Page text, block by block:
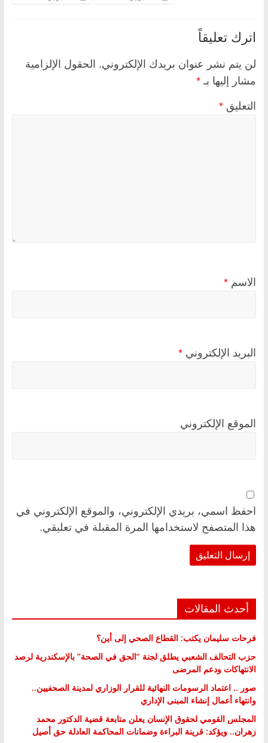
اترك تعليقاً
لن يتم نشر عنوان بريدك الإلكتروني. الحقول الإلزامية
مشار إليها بـ *
التعليق *
الاسم *
البريد الإلكتروني *
الموقع الإلكتروني
احفظ اسمي، بريدي الإلكتروني، والموقع الإلكتروني في
هذا المتصفح لاستخدامها المرة المقبلة في تعليقي.
أحدث المقالات
فرحات سليمان يكتب: القطاع الصحي إلى أين؟
حزب التحالف الشعبي يطلق لجنة “الحق في الصحة” بالإسكندرية لرصد
الانتهاكات ودعم المرضى
صور .. اعتماد الرسومات النهائية للقرار الوزاري لمدينة الصحفيين..
وانتهاء أعمال إنشاء المبنى الإداري
المجلس القومي لحقوق الإنسان يعلن متابعة قضية الدكتور محمد
زهران.. ويؤكد: قرينة البراءة وضمانات المحاكمة العادلة حق أصيل